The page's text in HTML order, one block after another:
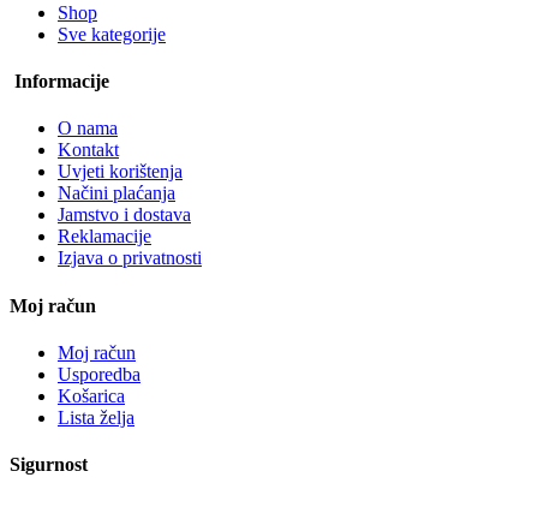
Shop
Sve kategorije
Informacije
O nama
Kontakt
Uvjeti korištenja
Načini plaćanja
Jamstvo i dostava
Reklamacije
Izjava o privatnosti
Moj račun
Moj račun
Usporedba
Košarica
Lista želja
Sigurnost